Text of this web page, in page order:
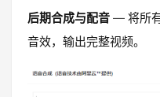
后期合成与配音 — 将所
音效，输出完整视频。